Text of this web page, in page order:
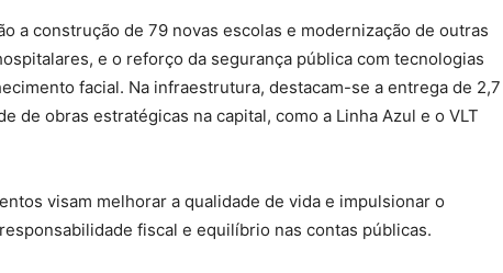
a construção de 79 novas escolas e modernização de outras
e o reforço da segurança pública com tecnologias
facial. Na infraestrutura, destacam-se a entrega de 2,7
de obras estratégicas na capital, como a Linha Azul e o VLT
visam melhorar a qualidade de vida e impulsionar o
fiscal e equilíbrio nas contas públicas.